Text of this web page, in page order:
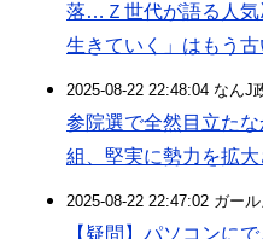
落…Ｚ世代が語る人気
生きていく」はもう古
2025-08-22 22:48:04 なんJ
参院選で全然目立た
組、堅実に勢力を拡
2025-08-22 22:47:02 ガー
【疑問】パソコンに